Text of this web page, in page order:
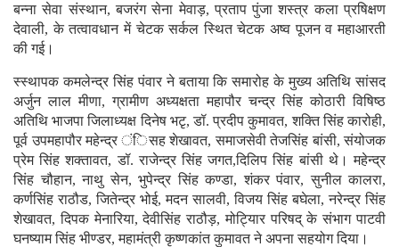
बन्ना सेवा संस्थान, बजरंग सेना मेवाड़, प्रताप पुंजा शस्त्र कला प्रषिक्षण
देवाली, के तत्वावधान में चेटक सर्कल स्थित चेटक अष्व पूजन व महाआरती
की गई।
स्स्थापक कमलेन्द्र सिंह पंवार ने बताया कि समारोह के मुख्य अतिथि सांसद
अर्जुन लाल मीणा, ग्रामीण अध्यक्षता महापौर चन्द्र सिंह कोठारी विषिष्ठ
अतिथि भाजपा जिलाध्यक्ष दिनेष भटृ, डॉ. प्रदीप कुमावत, शक्ति सिंह कारोही,
पूर्व उपमहापौर महेन्द्र ंिसह शेखावत, समाजसेवी तेजसिंह बांसी, संयोजक
प्रेम सिंह शक्तावत, डॉ. राजेन्द्र सिंह जगत,दिलिप सिंह बांसी थे। महेन्द्र
सिंह चौहान, नाथु सेन, भुपेन्द्र सिंह कण्डा, शंकर पंवार, सुनील कालरा,
कर्णसिंह राठौड, जितेन्द्र भोई, मदन सालवी, विजय सिंह बघेला, नरेन्द्र सिंह
शेखावत, दिपक मेनारिया, देवीसिंह राठौड़, मोट्यिार परिषद् के संभाग पाटवी
घनष्याम सिंह भीण्डर, महामंत्री कृष्णकांत कुमावत ने अपना सहयोग दिया।